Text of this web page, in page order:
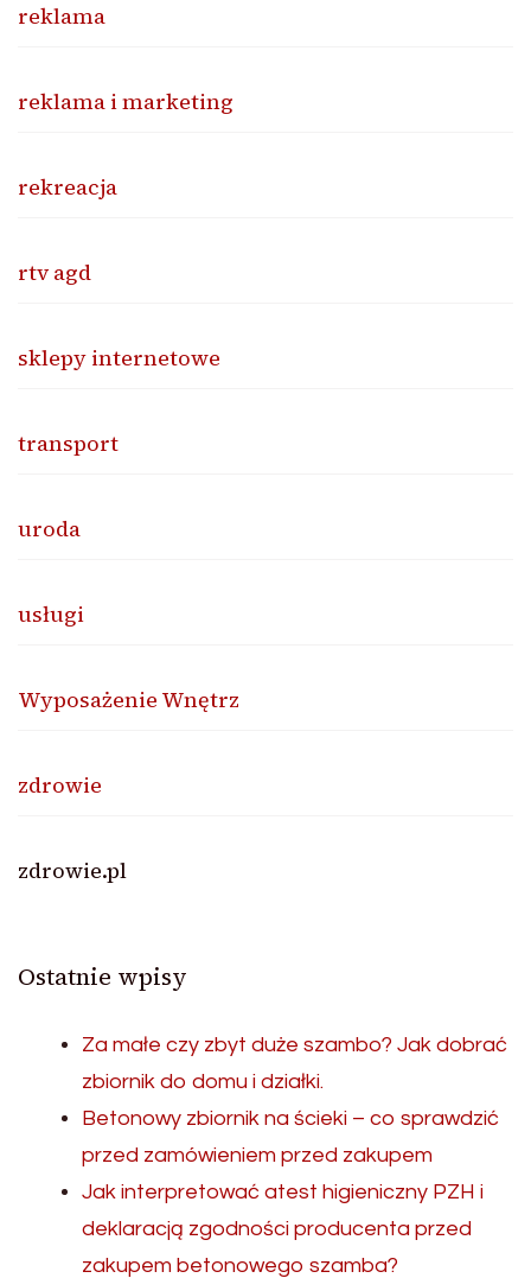
reklama
reklama i marketing
rekreacja
rtv agd
sklepy internetowe
transport
uroda
usługi
Wyposażenie Wnętrz
zdrowie
zdrowie.pl
Ostatnie wpisy
Za małe czy zbyt duże szambo? Jak dobrać
zbiornik do domu i działki.
Betonowy zbiornik na ścieki – co sprawdzić
przed zamówieniem przed zakupem
Jak interpretować atest higieniczny PZH i
deklaracją zgodności producenta przed
zakupem betonowego szamba?